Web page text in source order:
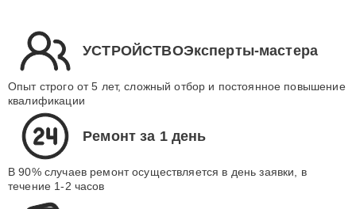
УСТРОЙСТВОЭксперты-мастера
Опыт строго от 5 лет, сложный отбор и постоянное повышение
квалификации
Ремонт за 1 день
В 90% случаев ремонт осуществляется в день заявки, в
течение 1-2 часов